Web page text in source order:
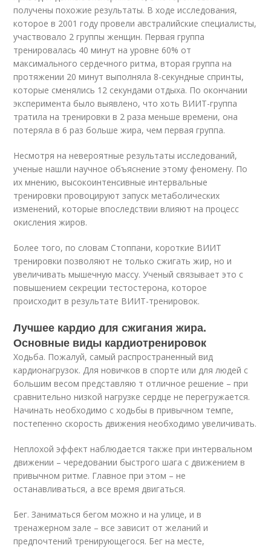
получены похожие результаты. В ходе исследования,
которое в 2001 году провели австралийские специалисты,
участвовало 2 группы женщин. Первая группа
тренировалась 40 минут на уровне 60% от
максимального сердечного ритма, вторая группа на
протяжении 20 минут выполняла 8-секундные спринты,
которые сменялись 12 секундами отдыха. По окончании
эксперимента было выявлено, что хоть ВИИТ-группа
тратила на тренировки в 2 раза меньше времени, она
потеряла в 6 раз больше жира, чем первая группа.
Несмотря на невероятные результаты исследований,
ученые нашли научное объяснение этому феномену. По
их мнению, высокоинтенсивные интервальные
тренировки провоцируют запуск метаболических
изменений, которые впоследствии влияют на процесс
окисления жиров.
Более того, по словам Стоппани, короткие ВИИТ
тренировки позволяют не только сжигать жир, но и
увеличивать мышечную массу. Ученый связывает это с
повышением секреции тестостерона, которое
происходит в результате ВИИТ-тренировок.
Лучшее кардио для сжигания жира.
Основные виды кардиотренировок
Ходьба. Пожалуй, самый распространенный вид
кардионагрузок. Для новичков в спорте или для людей с
большим весом представляю т отличное решение – при
сравнительно низкой нагрузке сердце не перегружается.
Начинать необходимо с ходьбы в привычном темпе,
постепенно скорость движения необходимо увеличивать.
Неплохой эффект наблюдается также при интервальном
движении – чередовании быстрого шага с движением в
привычном ритме. Главное при этом – не
останавливаться, а все время двигаться.
Бег. Заниматься бегом можно и на улице, и в
тренажерном зале – все зависит от желаний и
предпочтений тренирующегося. Бег на месте,